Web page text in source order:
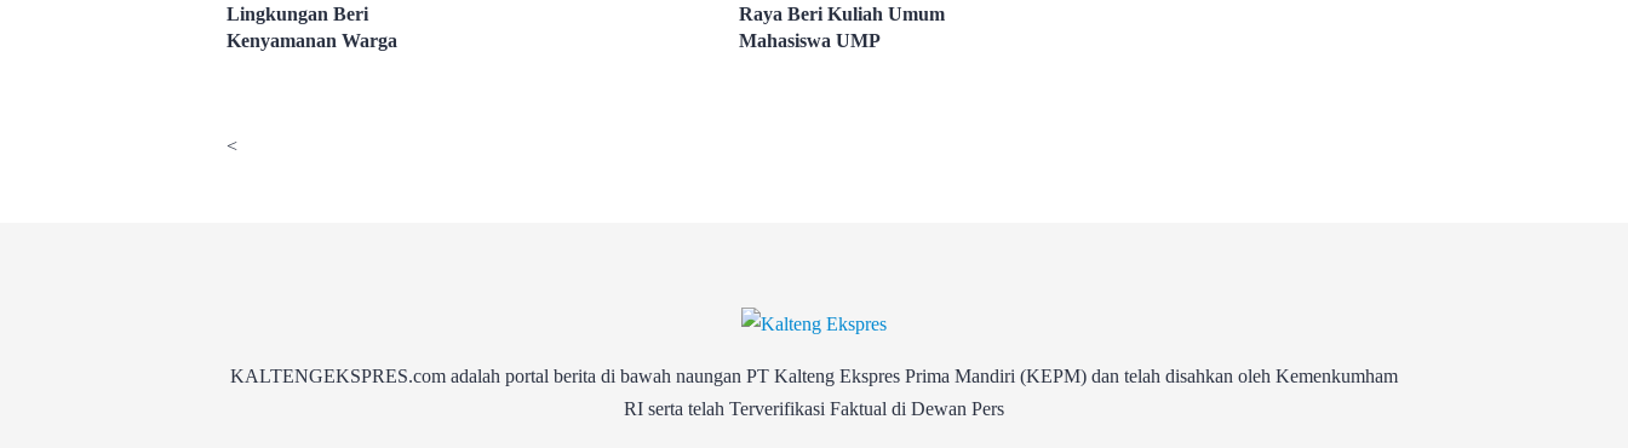
Lingkungan Beri
Kenyamanan Warga
Raya Beri Kuliah Umum
Mahasiswa UMP
<
KALTENGEKSPRES.com adalah portal berita di bawah naungan PT Kalteng Ekspres Prima Mandiri (KEPM) dan telah disahkan oleh Kemenkumham
RI serta telah Terverifikasi Faktual di Dewan Pers